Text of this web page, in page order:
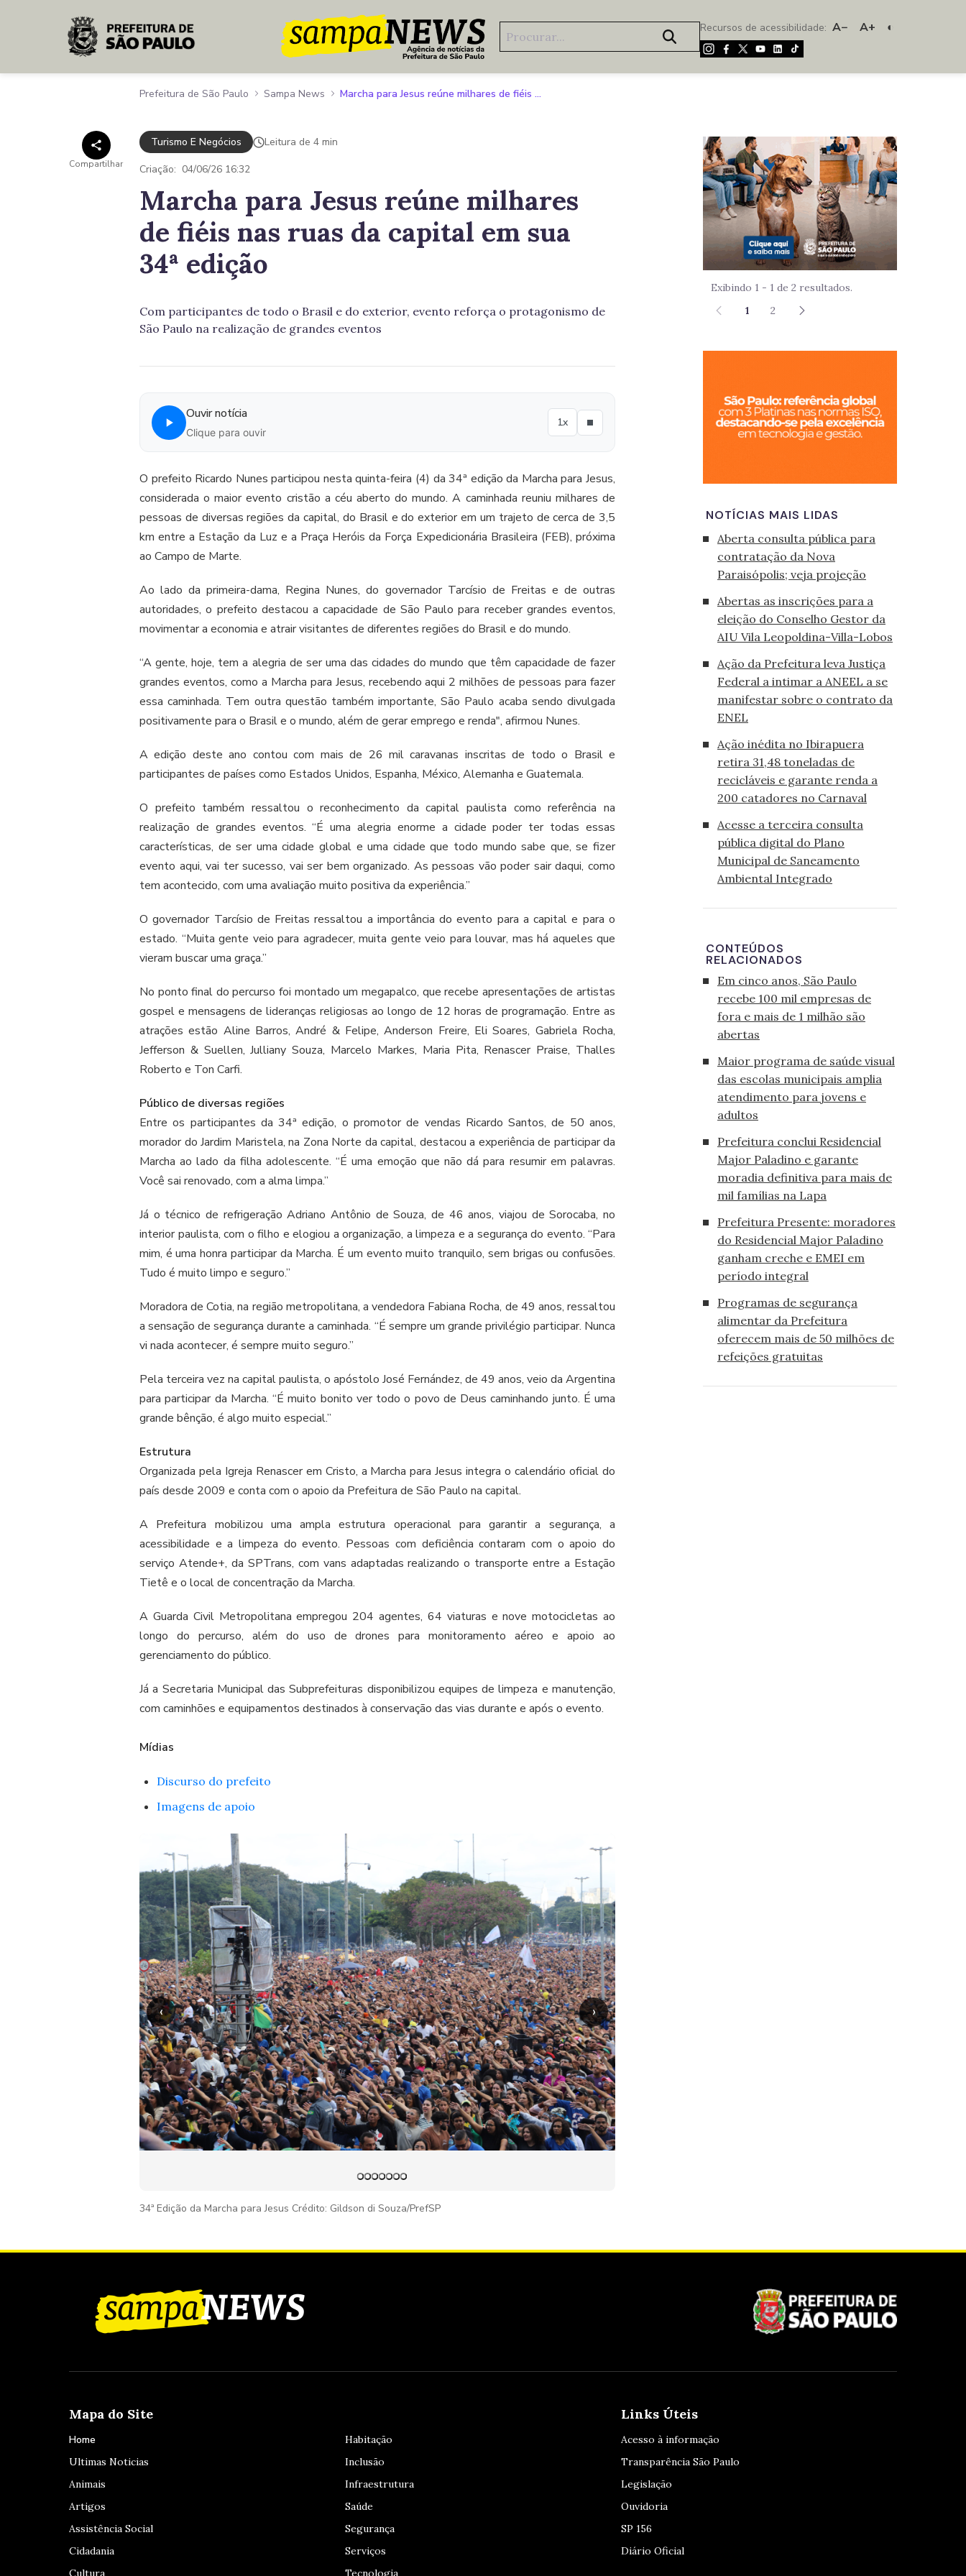
Pular para o Conteúdo principal
Recursos de acessibilidade: A− A+ ◐
Prefeitura de São Paulo Sampa News Marcha para Jesus reúne milhares de fiéis nas ruas da capital em sua 34ª edição
Compartilhar
Turismo E Negócios
Leitura de 4 min
Criação: 04/06/26 16:32
Marcha para Jesus reúne milhares
de fiéis nas ruas da capital em sua
34ª edição
Com participantes de todo o Brasil e do exterior, evento reforça o protagonismo de
São Paulo na realização de grandes eventos
Ouvir notícia
Clique para ouvir
1x
O prefeito Ricardo Nunes participou nesta quinta-feira (4) da 34ª edição da Marcha para Jesus,
considerada o maior evento cristão a céu aberto do mundo. A caminhada reuniu milhares de
pessoas de diversas regiões da capital, do Brasil e do exterior em um trajeto de cerca de 3,5
km entre a Estação da Luz e a Praça Heróis da Força Expedicionária Brasileira (FEB), próxima
ao Campo de Marte.
Ao lado da primeira-dama, Regina Nunes, do governador Tarcísio de Freitas e de outras
autoridades, o prefeito destacou a capacidade de São Paulo para receber grandes eventos,
movimentar a economia e atrair visitantes de diferentes regiões do Brasil e do mundo.
“A gente, hoje, tem a alegria de ser uma das cidades do mundo que têm capacidade de fazer
grandes eventos, como a Marcha para Jesus, recebendo aqui 2 milhões de pessoas para fazer
essa caminhada. Tem outra questão também importante, São Paulo acaba sendo divulgada
positivamente para o Brasil e o mundo, além de gerar emprego e renda", afirmou Nunes.
A edição deste ano contou com mais de 26 mil caravanas inscritas de todo o Brasil e
participantes de países como Estados Unidos, Espanha, México, Alemanha e Guatemala.
O prefeito também ressaltou o reconhecimento da capital paulista como referência na
realização de grandes eventos. “É uma alegria enorme a cidade poder ter todas essas
características, de ser uma cidade global e uma cidade que todo mundo sabe que, se fizer
evento aqui, vai ter sucesso, vai ser bem organizado. As pessoas vão poder sair daqui, como
tem acontecido, com uma avaliação muito positiva da experiência.”
O governador Tarcísio de Freitas ressaltou a importância do evento para a capital e para o
estado. “Muita gente veio para agradecer, muita gente veio para louvar, mas há aqueles que
vieram buscar uma graça.”
No ponto final do percurso foi montado um megapalco, que recebe apresentações de artistas
gospel e mensagens de lideranças religiosas ao longo de 12 horas de programação. Entre as
atrações estão Aline Barros, André & Felipe, Anderson Freire, Eli Soares, Gabriela Rocha,
Jefferson & Suellen, Julliany Souza, Marcelo Markes, Maria Pita, Renascer Praise, Thalles
Roberto e Ton Carfi.
Público de diversas regiões
Entre os participantes da 34ª edição, o promotor de vendas Ricardo Santos, de 50 anos,
morador do Jardim Maristela, na Zona Norte da capital, destacou a experiência de participar da
Marcha ao lado da filha adolescente. “É uma emoção que não dá para resumir em palavras.
Você sai renovado, com a alma limpa.”
Já o técnico de refrigeração Adriano Antônio de Souza, de 46 anos, viajou de Sorocaba, no
interior paulista, com o filho e elogiou a organização, a limpeza e a segurança do evento. “Para
mim, é uma honra participar da Marcha. É um evento muito tranquilo, sem brigas ou confusões.
Tudo é muito limpo e seguro.”
Moradora de Cotia, na região metropolitana, a vendedora Fabiana Rocha, de 49 anos, ressaltou
a sensação de segurança durante a caminhada. “É sempre um grande privilégio participar. Nunca
vi nada acontecer, é sempre muito seguro.”
Pela terceira vez na capital paulista, o apóstolo José Fernández, de 49 anos, veio da Argentina
para participar da Marcha. “É muito bonito ver todo o povo de Deus caminhando junto. É uma
grande bênção, é algo muito especial.”
Estrutura
Organizada pela Igreja Renascer em Cristo, a Marcha para Jesus integra o calendário oficial do
país desde 2009 e conta com o apoio da Prefeitura de São Paulo na capital.
A Prefeitura mobilizou uma ampla estrutura operacional para garantir a segurança, a
acessibilidade e a limpeza do evento. Pessoas com deficiência contaram com o apoio do
serviço Atende+, da SPTrans, com vans adaptadas realizando o transporte entre a Estação
Tietê e o local de concentração da Marcha.
A Guarda Civil Metropolitana empregou 204 agentes, 64 viaturas e nove motocicletas ao
longo do percurso, além do uso de drones para monitoramento aéreo e apoio ao
gerenciamento do público.
Já a Secretaria Municipal das Subprefeituras disponibilizou equipes de limpeza e manutenção,
com caminhões e equipamentos destinados à conservação das vias durante e após o evento.
Mídias
Discurso do prefeito
Imagens de apoio
‹ ›
34ª Edição da Marcha para Jesus Crédito: Gildson di Souza/PrefSP
Imagem de
Exibindo 1 - 1 de 2 resultados.
1
2
NOTÍCIAS MAIS LIDAS
Aberta consulta pública para
contratação da Nova
Paraisópolis; veja projeção
Abertas as inscrições para a
eleição do Conselho Gestor da
AIU Vila Leopoldina-Villa-Lobos
Ação da Prefeitura leva Justiça
Federal a intimar a ANEEL a se
manifestar sobre o contrato da
ENEL
Ação inédita no Ibirapuera
retira 31,48 toneladas de
recicláveis e garante renda a
200 catadores no Carnaval
Acesse a terceira consulta
pública digital do Plano
Municipal de Saneamento
Ambiental Integrado
CONTEÚDOS
RELACIONADOS
Em cinco anos, São Paulo
recebe 100 mil empresas de
fora e mais de 1 milhão são
abertas
Maior programa de saúde visual
das escolas municipais amplia
atendimento para jovens e
adultos
Prefeitura conclui Residencial
Major Paladino e garante
moradia definitiva para mais de
mil famílias na Lapa
Prefeitura Presente: moradores
do Residencial Major Paladino
ganham creche e EMEI em
período integral
Programas de segurança
alimentar da Prefeitura
oferecem mais de 50 milhões de
refeições gratuitas
Mapa do Site
Home
Ultimas Noticias
Animais
Artigos
Assistência Social
Cidadania
Cultura
Habitação
Inclusão
Infraestrutura
Saúde
Segurança
Serviços
Tecnologia
Links Úteis
Acesso à informação
Transparência São Paulo
Legislação
Ouvidoria
SP 156
Diário Oficial